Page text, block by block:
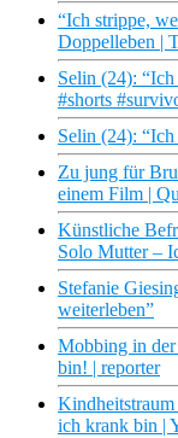
“Ich strippe,
Doppelleben |
Selin (24):
#shorts
Selin (24):
Zu jung für
einem Film |
Künstliche
Solo Mutter –
Stefanie
weiterleben”
Mobbing in
bin! | reporter
Kindheitstraum
ich krank bin |